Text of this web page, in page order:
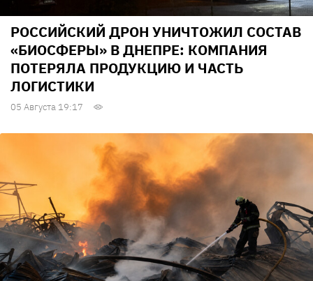
РОССИЙСКИЙ ДРОН УНИЧТОЖИЛ СОСТАВ
«БИОСФЕРЫ» В ДНЕПРЕ: КОМПАНИЯ
ПОТЕРЯЛА ПРОДУКЦИЮ И ЧАСТЬ
ЛОГИСТИКИ
05 Августа 19:17